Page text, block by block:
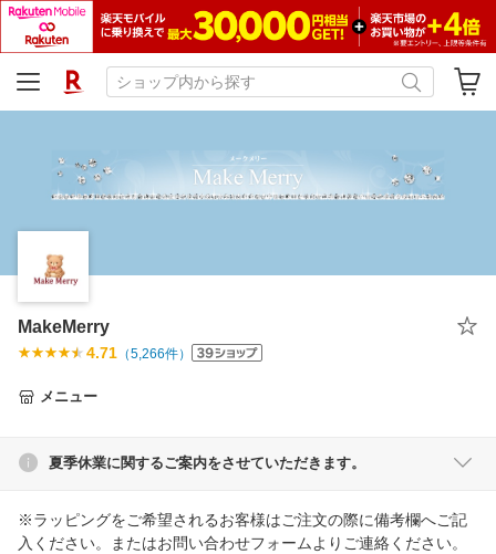
MakeMerry
4.71 （5,266件）
メニュー
夏季休業に関するご案内をさせていただきます。
※ラッピングをご希望されるお客様はご注文の際に備考欄へご記
入ください。またはお問い合わせフォームよりご連絡ください。